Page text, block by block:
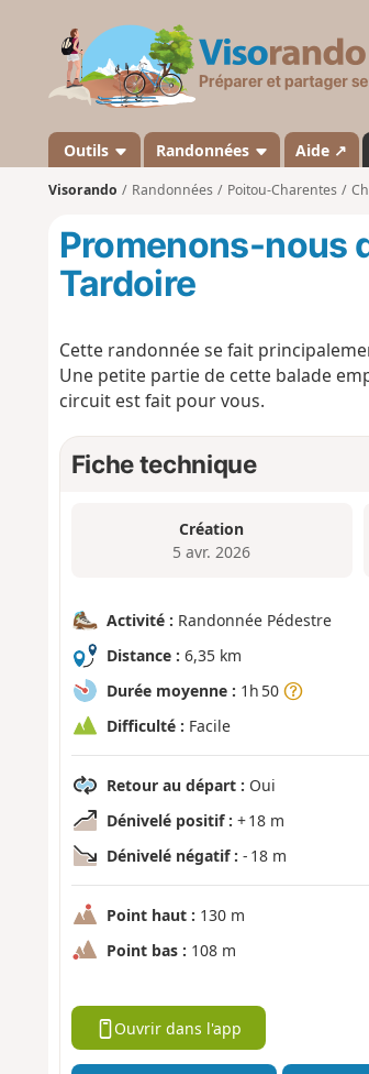
Outils Randonnées Aide ↗
Visorando Randonnées Poitou-Charentes
Promenons-nous
Tardoire
Cette randonnée se fait
Une petite partie de cette balade
circuit est fait pour vous.
Fiche technique
Création
5 avr. 2026
Activité : Randonnée Pédestre
Distance : 6,35 km
Durée moyenne : 1h 50
Difficulté : Facile
Retour au départ : Oui
Dénivelé positif : + 18 m
Dénivelé négatif : - 18 m
Point haut : 130 m
Point bas : 108 m
Ouvrir dans l'app